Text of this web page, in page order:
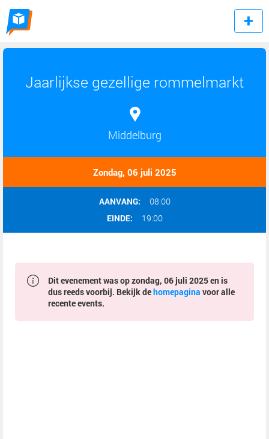
Jaarlijkse gezellige rommelmarkt
Middelburg
Zondag, 06 juli 2025
AANVANG:
08:00
EINDE:
19:00
Dit evenement was op zondag, 06 juli 2025 en is
dus reeds voorbij. Bekijk dehomepagina voor alle
recente events.